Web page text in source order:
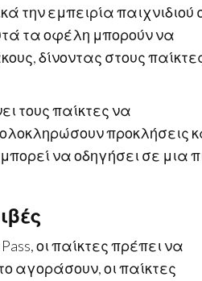
την εμπειρία παιχνιδιού
τα οφέλη μπορούν να
δίνοντας στους
τους παίκτες να
προκλήσεις
να οδηγήσει σε μια
οι παίκτες πρέπει να
αγοράσουν, οι παίκτες